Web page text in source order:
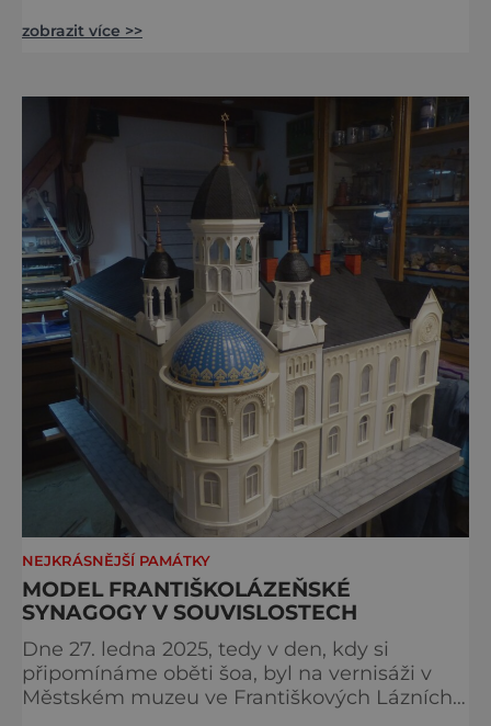
lázeňské koncerty ani velkolepé akce.
nevšimne, ani se jí kolonáda vlastně neříká.
zobrazit více >>
NEJKRÁSNĚJŠÍ PAMÁTKY
MODEL FRANTIŠKOLÁZEŇSKÉ
SYNAGOGY V SOUVISLOSTECH
Dne 27. ledna 2025, tedy v den, kdy si
připomínáme oběti šoa, byl na vernisáži v
Městském muzeu ve Františkových Lázních